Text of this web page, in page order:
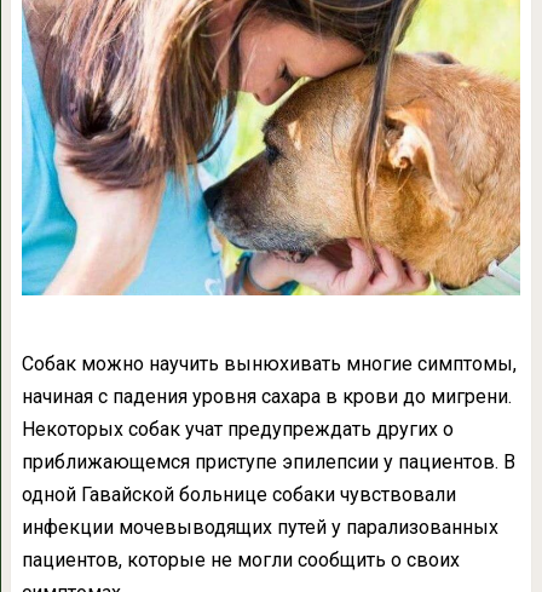
Собак можно научить вынюхивать многие симптомы,
начиная с падения уровня сахара в крови до мигрени.
Некоторых собак учат предупреждать других о
приближающемся приступе эпилепсии у пациентов. В
одной Гавайской больнице собаки чувствовали
инфекции мочевыводящих путей у парализованных
пациентов, которые не могли сообщить о своих